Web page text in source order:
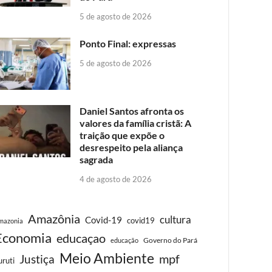
5 de agosto de 2026
Ponto Final: expressas
5 de agosto de 2026
Daniel Santos afronta os
valores da família cristã: A
traição que expõe o
desrespeito pela aliança
sagrada
4 de agosto de 2026
Amazônia Covid-19 covid19 cultura
educaçao educação Governo do Pará
Justiça Meio Ambiente mpf